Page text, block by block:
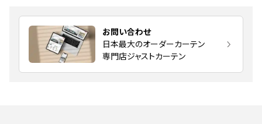
お問い合わせ
日本最大のオーダーカーテン
専門店ジャストカーテン